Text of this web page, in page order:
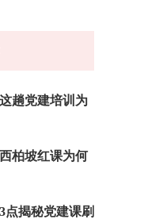
趟党建培训为
柏坡红课为何
点揭秘党建课刷